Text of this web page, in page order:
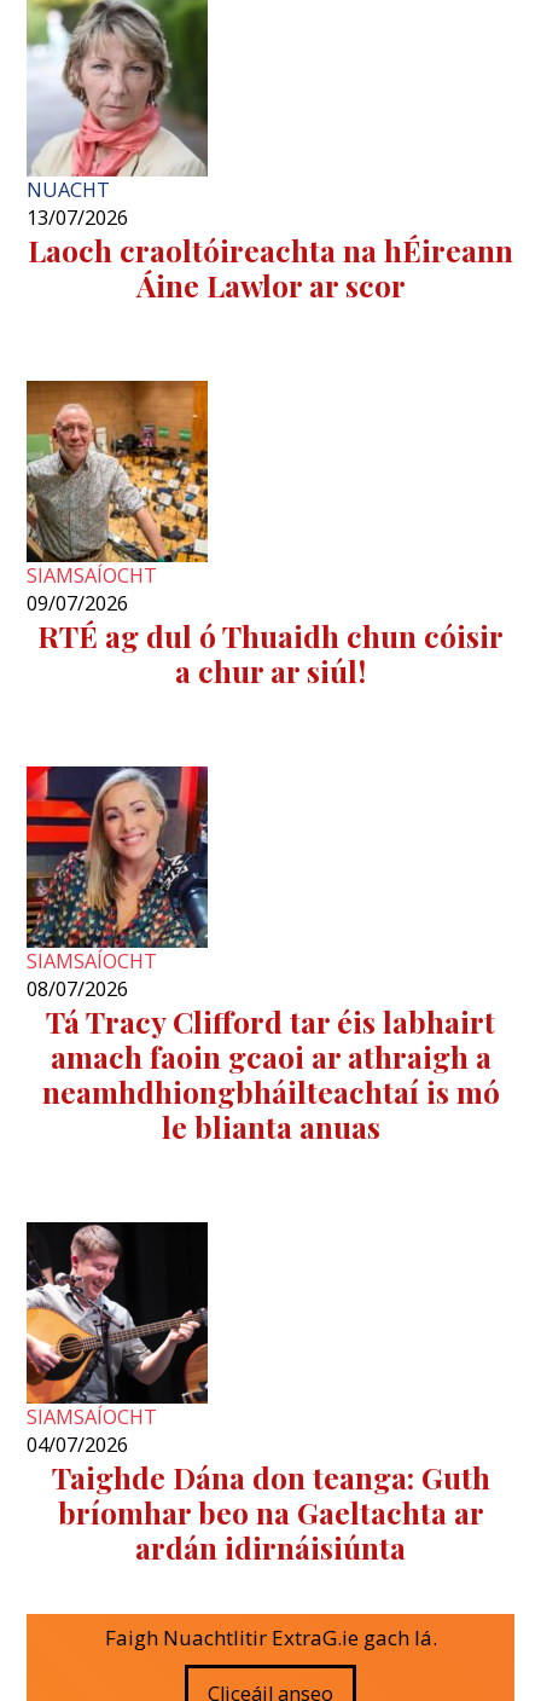
NUACHT
13/07/2026
Laoch craoltóireachta na hÉireann
Áine Lawlor ar scor
SIAMSAÍOCHT
09/07/2026
RTÉ ag dul ó Thuaidh chun cóisir
a chur ar siúl!
SIAMSAÍOCHT
08/07/2026
Tá Tracy Clifford tar éis labhairt
amach faoin gcaoi ar athraigh a
neamhdhiongbháilteachtaí is mó
le blianta anuas
SIAMSAÍOCHT
04/07/2026
Taighde Dána don teanga: Guth
bríomhar beo na Gaeltachta ar
ardán idirnáisiúnta
Faigh Nuachtlitir ExtraG.ie gach lá.
Cliceáil anseo